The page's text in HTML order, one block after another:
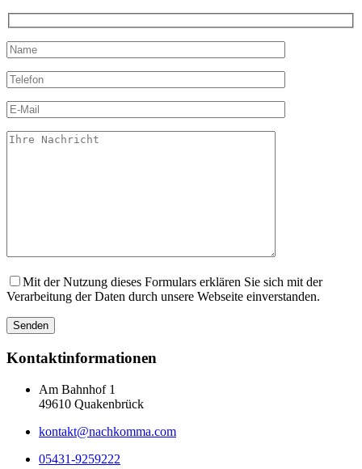
Mit der Nutzung dieses Formulars erklären Sie sich mit der
Verarbeitung der Daten durch unsere Webseite einverstanden.
Kontaktinformationen
Am Bahnhof 1
49610 Quakenbrück
kontakt@nachkomma.com
05431-9259222